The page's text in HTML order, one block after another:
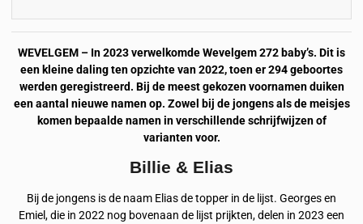
WEVELGEM – In 2023 verwelkomde Wevelgem 272 baby’s. Dit is
een kleine daling ten opzichte van 2022, toen er 294 geboortes
werden geregistreerd. Bij de meest gekozen voornamen duiken
een aantal nieuwe namen op. Zowel bij de jongens als de meisjes
komen bepaalde namen in verschillende schrijfwijzen of
varianten voor.
Billie & Elias
Bij de jongens is de naam Elias de topper in de lijst. Georges en
Emiel, die in 2022 nog bovenaan de lijst prijkten, delen in 2023 een